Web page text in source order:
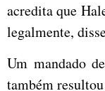
acredita que
legalmente,
Um mandado
também